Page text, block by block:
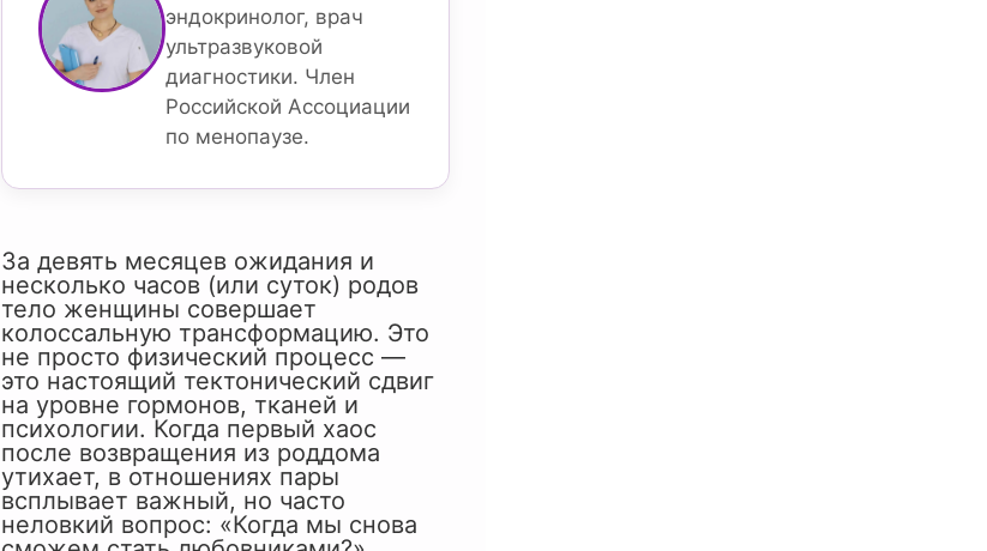
эндокринолог, врач
ультразвуковой
диагностики. Член
Российской Ассоциации
по менопаузе.
За девять месяцев ожидания и
несколько часов (или суток) родов
тело женщины совершает
колоссальную трансформацию. Это
не просто физический процесс —
это настоящий тектонический сдвиг
на уровне гормонов, тканей и
психологии. Когда первый хаос
после возвращения из роддома
утихает, в отношениях пары
всплывает важный, но часто
неловкий вопрос: «Когда мы снова